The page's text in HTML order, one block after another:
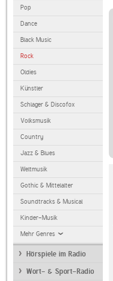
Pop
Dance
Black Music
Rock
Oldies
Künstler
Schlager & Discofox
Volksmusik
Country
Jazz & Blues
Weltmusik
Gothic & Mittelalter
Soundtracks & Musical
Kinder-Musik
Mehr Genres
Hörspiele im Radio
Wort- & Sport-Radio
SWR4 Baden-